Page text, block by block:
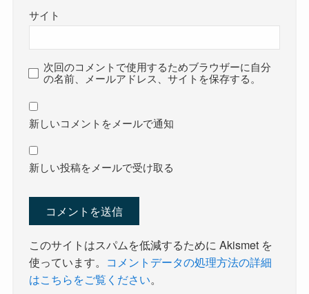
サイト
次回のコメントで使用するためブラウザーに自分
の名前、メールアドレス、サイトを保存する。
新しいコメントをメールで通知
新しい投稿をメールで受け取る
このサイトはスパムを低減するために Akismet を
使っています。 コメントデータの処理方法の詳細
はこちらをご覧ください。